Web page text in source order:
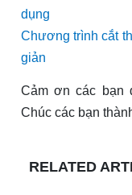
dụng
Chương trình cắt
giản
Cảm ơn các bạn
Chúc các bạn
RELATED